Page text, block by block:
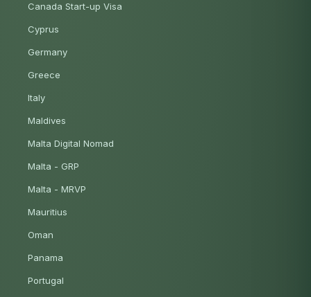
Canada Start-up Visa
Cyprus
Germany
Greece
Italy
Maldives
Malta Digital Nomad
Malta - GRP
Malta - MRVP
Mauritius
Oman
Panama
Portugal